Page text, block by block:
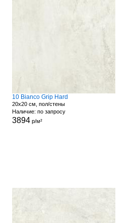
10 Bianco Grip Hard
20x20 см, пол/стены
Наличие: по запросу
3894р/м²